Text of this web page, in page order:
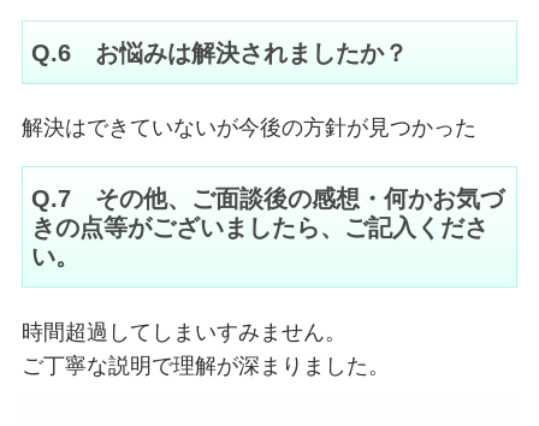
Q.6 お悩みは解決されましたか？
解決はできていないが今後の方針が見つかった
Q.7 その他、ご面談後の感想・何かお気づ
きの点等がございましたら、ご記入くださ
い。
時間超過してしまいすみません。
ご丁寧な説明で理解が深まりました。